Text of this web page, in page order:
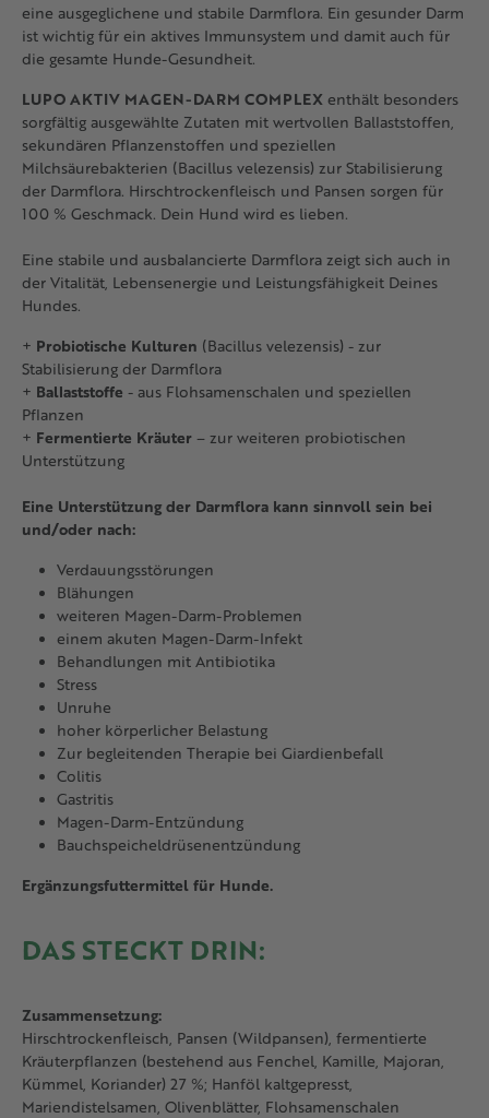
eine ausgeglichene und stabile Darmflora. Ein gesunder Darm
ist wichtig für ein aktives Immunsystem und damit auch für
die gesamte Hunde-Gesundheit.
LUPO AKTIV MAGEN-DARM COMPLEX enthält besonders
sorgfältig ausgewählte Zutaten mit wertvollen Ballaststoffen,
sekundären Pflanzenstoffen und speziellen
Milchsäurebakterien (Bacillus velezensis) zur Stabilisierung
der Darmflora. Hirschtrockenfleisch und Pansen sorgen für
100 % Geschmack. Dein Hund wird es lieben.
Eine stabile und ausbalancierte Darmflora zeigt sich auch in
der Vitalität, Lebensenergie und Leistungsfähigkeit Deines
Hundes.
+ Probiotische Kulturen (Bacillus velezensis) - zur
Stabilisierung der Darmflora
+ Ballaststoffe - aus Flohsamenschalen und speziellen
Pflanzen
+ Fermentierte Kräuter – zur weiteren probiotischen
Unterstützung
Eine Unterstützung der Darmflora kann sinnvoll sein bei
und/oder nach:
Verdauungsstörungen
Blähungen
weiteren Magen-Darm-Problemen
einem akuten Magen-Darm-Infekt
Behandlungen mit Antibiotika
Stress
Unruhe
hoher körperlicher Belastung
Zur begleitenden Therapie bei Giardienbefall
Colitis
Gastritis
Magen-Darm-Entzündung
Bauchspeicheldrüsenentzündung
Ergänzungsfuttermittel für Hunde.
DAS STECKT DRIN:
Zusammensetzung:
Hirschtrockenfleisch, Pansen (Wildpansen), fermentierte
Kräuterpflanzen (bestehend aus Fenchel, Kamille, Majoran,
Kümmel, Koriander) 27 %; Hanföl kaltgepresst,
Mariendistelsamen, Olivenblätter, Flohsamenschalen